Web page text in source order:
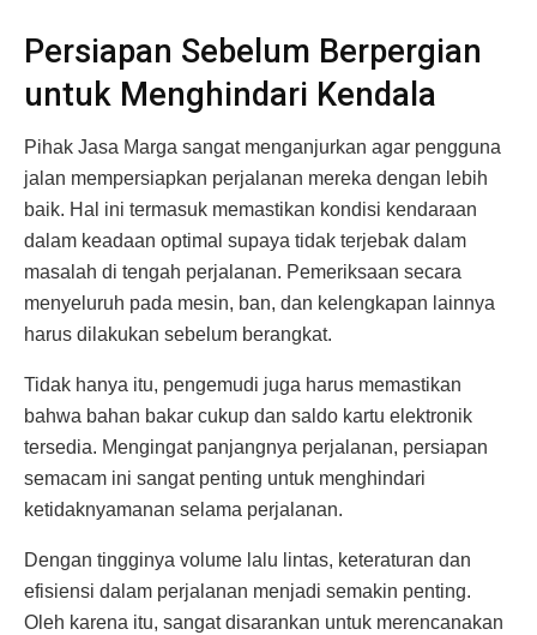
Persiapan Sebelum Berpergian
untuk Menghindari Kendala
Pihak Jasa Marga sangat menganjurkan agar pengguna
jalan mempersiapkan perjalanan mereka dengan lebih
baik. Hal ini termasuk memastikan kondisi kendaraan
dalam keadaan optimal supaya tidak terjebak dalam
masalah di tengah perjalanan. Pemeriksaan secara
menyeluruh pada mesin, ban, dan kelengkapan lainnya
harus dilakukan sebelum berangkat.
Tidak hanya itu, pengemudi juga harus memastikan
bahwa bahan bakar cukup dan saldo kartu elektronik
tersedia. Mengingat panjangnya perjalanan, persiapan
semacam ini sangat penting untuk menghindari
ketidaknyamanan selama perjalanan.
Dengan tingginya volume lalu lintas, keteraturan dan
efisiensi dalam perjalanan menjadi semakin penting.
Oleh karena itu, sangat disarankan untuk merencanakan